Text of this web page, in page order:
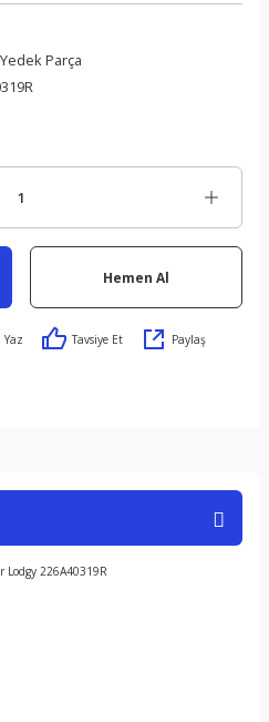
Parça
Hemen Al
Yaz Tavsiye Et Paylaş
Lodgy 226A40319R